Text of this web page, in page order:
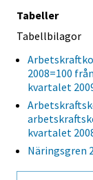
Tabeller
Tabellbilagor
2008=100
kvartalet
kvartalet
Näringsgren